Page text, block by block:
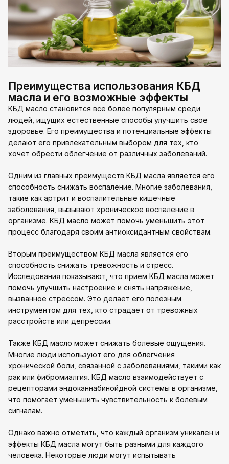
Преимущества использования КБД
масла и его возможные эффекты
КБД масло становится все более популярным среди
людей, ищущих естественные способы улучшить свое
здоровье. Его преимущества и потенциальные эффекты
делают его привлекательным выбором для тех, кто
хочет обрести облегчение от различных заболеваний.
Одним из главных преимуществ КБД масла является его
способность снижать воспаление. Многие заболевания,
такие как артрит и воспалительные кишечные
заболевания, вызывают хроническое воспаление в
организме. КБД масло может помочь уменьшить этот
процесс благодаря своим антиоксидантным свойствам.
Вторым преимуществом КБД масла является его
способность снижать тревожность и стресс.
Исследования показывают, что прием КБД масла может
помочь улучшить настроение и снять напряжение,
вызванное стрессом. Это делает его полезным
инструментом для тех, кто страдает от тревожных
расстройств или депрессии.
Также КБД масло может снижать болевые ощущения.
Многие люди используют его для облегчения
хронической боли, связанной с заболеваниями, такими как
рак или фибромиалгия. КБД масло взаимодействует с
рецепторами эндоканнабинойдной системы в организме,
что помогает уменьшить чувствительность к болевым
сигналам.
Однако важно отметить, что каждый организм уникален и
эффекты КБД масла могут быть разными для каждого
человека. Некоторые люди могут испытывать